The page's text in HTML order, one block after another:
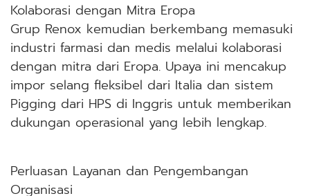
Kolaborasi dengan Mitra Eropa
Grup Renox kemudian berkembang memasuki
industri farmasi dan medis melalui kolaborasi
dengan mitra dari Eropa. Upaya ini mencakup
impor selang fleksibel dari Italia dan sistem
Pigging dari HPS di Inggris untuk memberikan
dukungan operasional yang lebih lengkap.
Perluasan Layanan dan Pengembangan
Organisasi